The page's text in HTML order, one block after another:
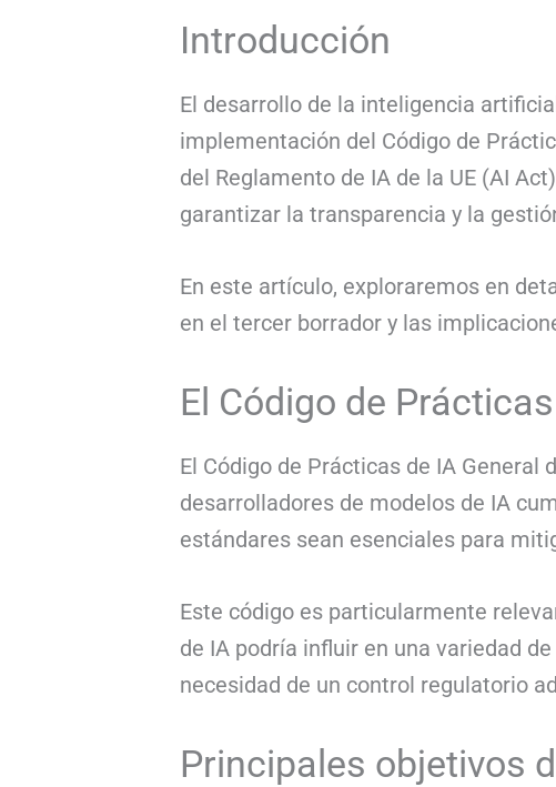
Introducción
El desarrollo de la inteligencia
implementación del Código de
del Reglamento de IA de la UE (AI
garantizar la transparencia y la
En este artículo, exploraremos en
en el tercer borrador y las
El Código de
El Código de Prácticas de IA
desarrolladores de modelos de IA
estándares sean esenciales para
Este código es particularmente
de IA podría influir en una variedad
necesidad de un control regulatorio
Principales objetivos